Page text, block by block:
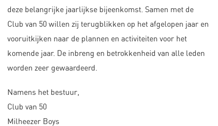
deze belangrijke jaarlijkse bijeenkomst. Samen met de
Club van 50 willen zij terugblikken op het afgelopen jaar en
vooruitkijken naar de plannen en activiteiten voor het
komende jaar. De inbreng en betrokkenheid van alle leden
worden zeer gewaardeerd.
Namens het bestuur,
Club van 50
Milheezer Boys